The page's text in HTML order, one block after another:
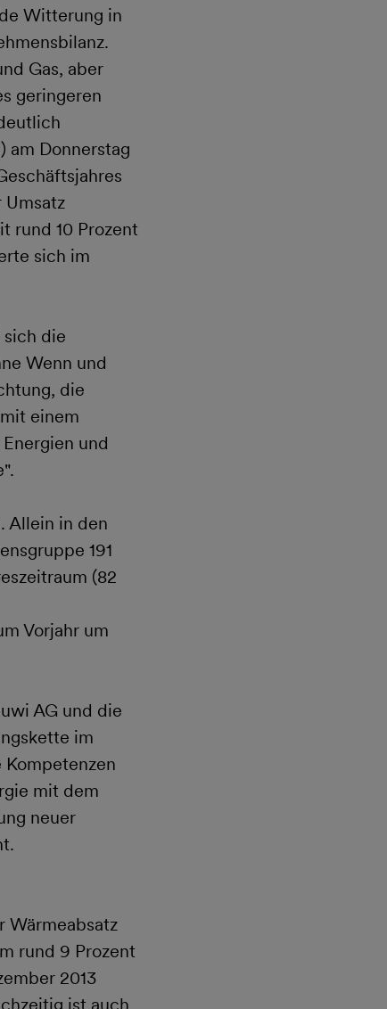
Witterung in
Gas, aber
geringeren
am Donnerstag
Umsatz
rund 10 Prozent
sich im
sich die
Wenn und
die
einem
und
Allein in den
191
(82
Vorjahr um
AG und die
im
mit dem
neuer
Wärmeabsatz
rund 9 Prozent
2013
ist auch